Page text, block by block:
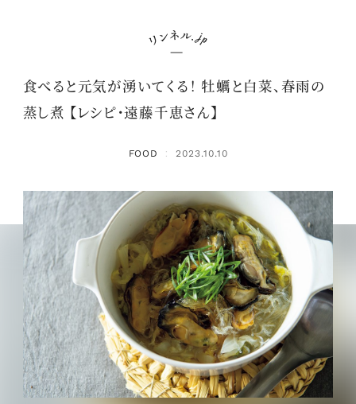
食べると元気が湧いてくる！ 牡蠣と白菜、春雨の
蒸し煮 【レシピ・遠藤千恵さん】
FOOD ： 2023.10.10